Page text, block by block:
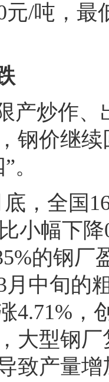
元/吨，最
炒作、
钢价继
。
全国
小幅下
的钢
中旬的
4.71%，
大型钢
致产量